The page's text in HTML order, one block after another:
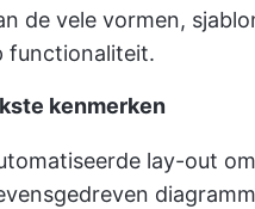
de vele vormen,
functionaliteit.
kenmerken
lay-out